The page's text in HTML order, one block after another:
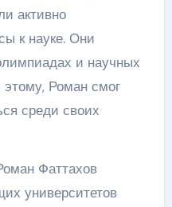
активно
к науке. Они
и научных
этому, Роман смог
среди своих
Фаттахов
университетов